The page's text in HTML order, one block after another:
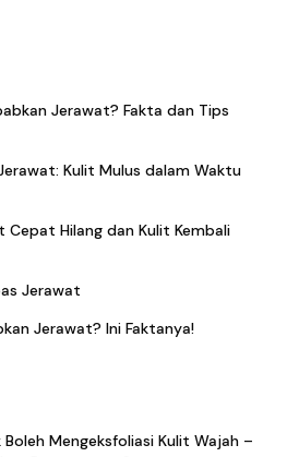
Jerawat? Fakta dan Tips
Kulit Mulus dalam Waktu
Cepat Hilang dan Kulit Kembali
Jerawat
Jerawat? Ini Faktanya!
Mengeksfoliasi Kulit Wajah –